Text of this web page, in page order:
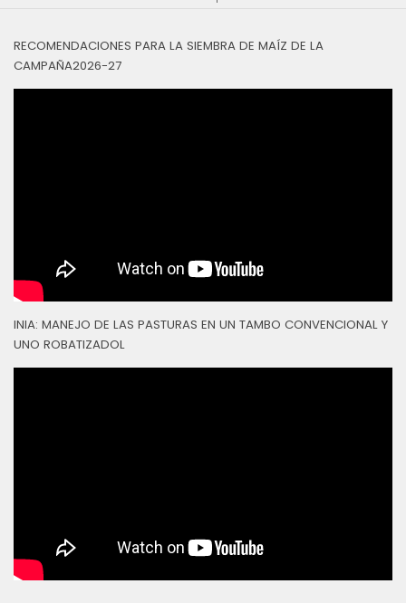
RECOMENDACIONES PARA LA SIEMBRA DE MAÍZ DE LA
CAMPAÑA2026-27
INIA: MANEJO DE LAS PASTURAS EN UN TAMBO CONVENCIONAL Y
UNO ROBATIZADOL